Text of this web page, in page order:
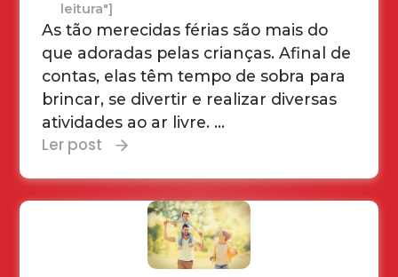
leitura"]
As tão merecidas férias são mais do
que adoradas pelas crianças. Afinal de
contas, elas têm tempo de sobra para
brincar, se divertir e realizar diversas
atividades ao ar livre. ...
Ler post